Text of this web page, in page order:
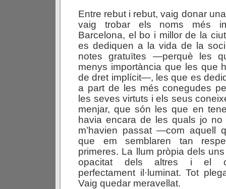
Entre rebut i rebut, vaig donar
vaig trobar els noms més
Barcelona, el bo i millor de la
es dediquen a la vida de la
notes gratuïtes —perquè les
menys importància que les que
de dret implícit—, les que es
a part de les més conegudes
les seves virtuts i els seus
menjar, que són les que en
havia encara de les quals jo
m’havien passat —com
que em semblaren tan
primeres. La llum pròpia dels
opacitat dels altres i el
perfectament il·luminat. Tot
Vaig quedar meravellat.